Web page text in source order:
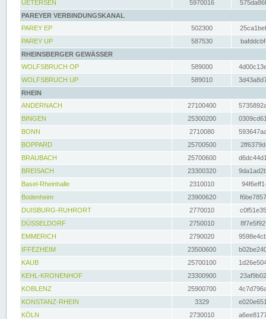
UETERSEN
5970016
PAREYER VERBINDUNGSKANAL
PAREY EP
502300
PAREY UP
587530
RHEINSBERGER GEWÄSSER
WOLFSBRUCH OP
589000
WOLFSBRUCH UP
589010
RHEIN
ANDERNACH
27100400
BINGEN
25300200
BONN
2710080
BOPPARD
25700500
BRAUBACH
25700600
BREISACH
23300320
Basel-Rheinhalle
2310010
Bodenheim
23900620
DUISBURG-RUHRORT
2770010
DÜSSELDORF
2750010
EMMERICH
2790020
IFFEZHEIM
23500600
KAUB
25700100
KEHL-KRONENHOF
23300900
KOBLENZ
25900700
KONSTANZ-RHEIN
3329
KÖLN
2730010